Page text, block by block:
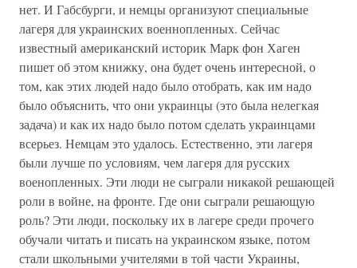
нет. И Габсбурги, и немцы организуют специальные
лагеря для украинских военнопленных. Сейчас
известный американский историк Марк фон Хаген
пишет об этом книжку, она будет очень интересной, о
том, как этих людей надо было отобрать, как им надо
было объяснить, что они украинцы (это была нелегкая
задача) и как их надо было потом сделать украинцами
всерьез. Немцам это удалось. Естественно, эти лагеря
были лучше по условиям, чем лагеря для русских
военопленных. Эти люди не сыграли никакой решающей
роли в войне, на фронте. Где они сыграли решающую
роль? Эти люди, поскольку их в лагере среди прочего
обучали читать и писать на украинском языке, потом
стали школьными учителями в той части Украины,